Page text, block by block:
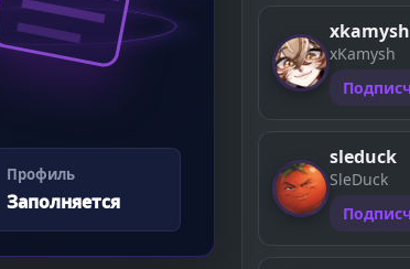
Профиль
Заполняется
xkamysh
xKamysh
sleduck
SleDuck